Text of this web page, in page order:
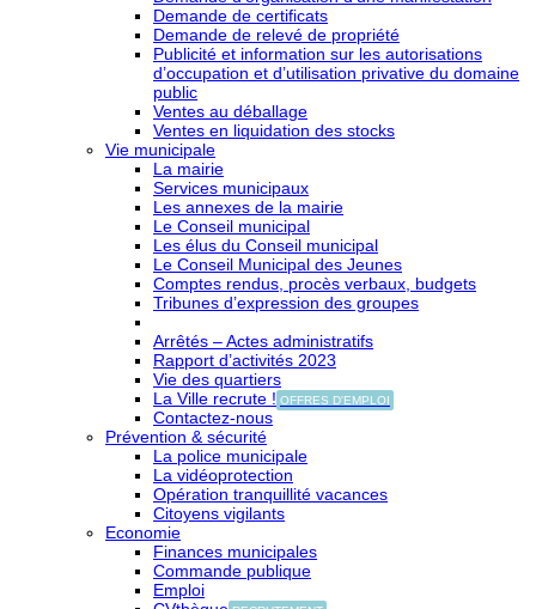
Demande de certificats
Demande de relevé de propriété
Publicité et information sur les autorisations
d’occupation et d’utilisation privative du domaine
public
Ventes au déballage
Ventes en liquidation des stocks
Vie municipale
La mairie
Services municipaux
Les annexes de la mairie
Le Conseil municipal
Les élus du Conseil municipal
Le Conseil Municipal des Jeunes
Comptes rendus, procès verbaux, budgets
Tribunes d’expression des groupes
Arrêtés – Actes administratifs
Rapport d’activités 2023
Vie des quartiers
La Ville recrute ! OFFRES D'EMPLOI
Contactez-nous
Prévention & sécurité
La police municipale
La vidéoprotection
Opération tranquillité vacances
Citoyens vigilants
Economie
Finances municipales
Commande publique
Emploi